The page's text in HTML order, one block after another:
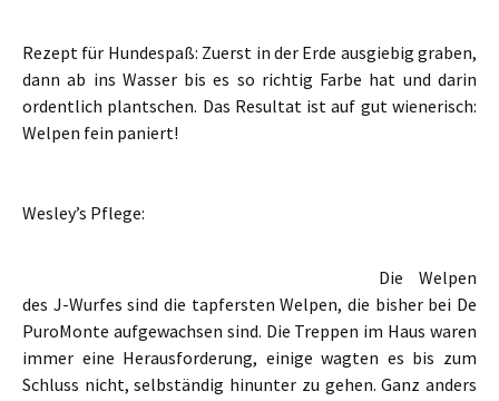
Rezept für Hundespaß: Zuerst in der Erde ausgiebig graben,
dann ab ins Wasser bis es so richtig Farbe hat und darin
ordentlich plantschen. Das Resultat ist auf gut wienerisch:
Welpen fein paniert!
Wesley’s Pflege:
Die Welpen
des J-Wurfes sind die tapfersten Welpen, die bisher bei De
PuroMonte aufgewachsen sind. Die Treppen im Haus waren
immer eine Herausforderung, einige wagten es bis zum
Schluss nicht, selbständig hinunter zu gehen. Ganz anders